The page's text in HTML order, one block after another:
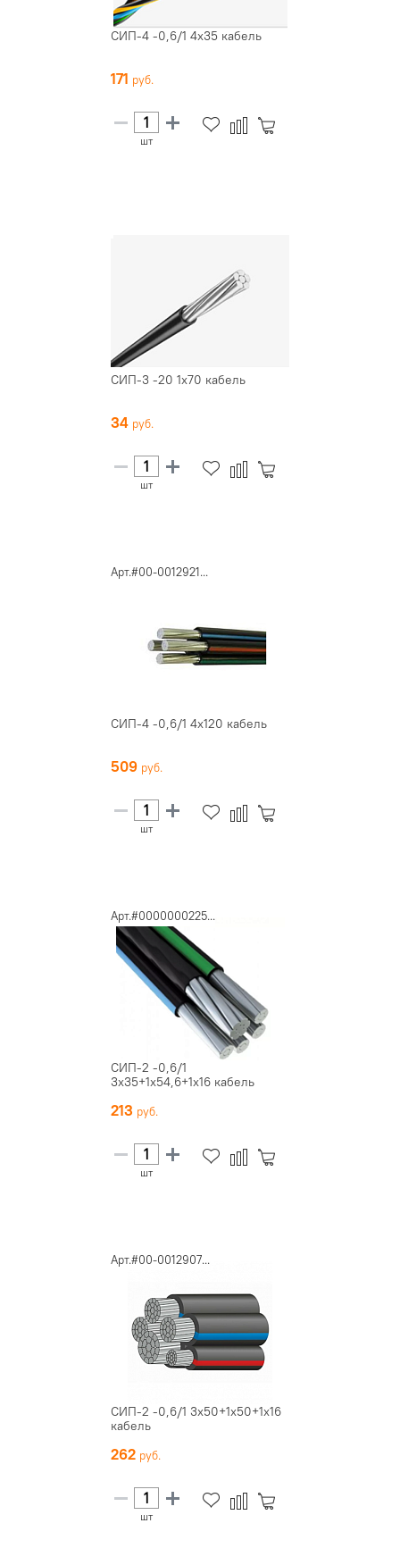
СИП-4 -0,6/1 4х35 кабель
171
шт
СИП-3 -20 1х70 кабель
34
шт
Арт.#00-0012921...
СИП-4 -0,6/1 4х120 кабель
509
шт
Арт.#0000000225...
СИП-2 -0,6/1
3х35+1х54,6+1х16 кабель
213
шт
Арт.#00-0012907...
СИП-2 -0,6/1 3х50+1х50+1х16
кабель
262
шт